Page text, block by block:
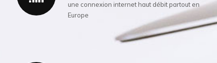
une connexion internet haut débit partout en
Europe